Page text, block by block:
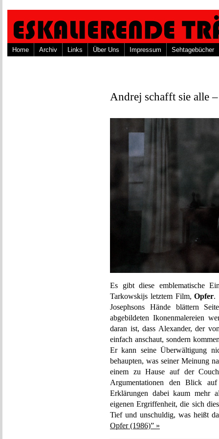
Home Archiv Links Über Uns Impressum Sehtagebücher
Andrej schafft sie alle
Es gibt diese emblematische
Tarkowskijs letztem Film,Opfer.
Josephsons Hände blättern
abgebildeten Ikonenmalereien
daran ist, dass Alexander, der
einfach anschaut, sondern
Er kann seine Überwältigung
behaupten, was seiner Meinung
einem zu Hause auf der
Argumentationen den Blick
Erklärungen dabei kaum mehr
eigenen Ergriffenheit, die sich
Tief und unschuldig, was heißt
Opfer (1986)” »